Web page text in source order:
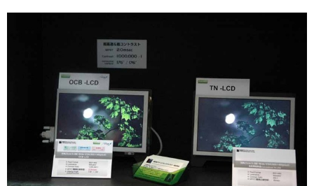
ショッピング
その他